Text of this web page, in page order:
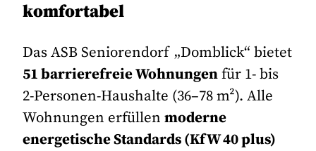
komfortabel
DasASB Seniorendorf „Domblick“ bietet
51 barrierefreie Wohnungenfür 1- bis
2-Personen-Haushalte (36–78 m²). Alle
Wohnungen erfüllenmoderne
energetische Standards (KfW 40 plus)